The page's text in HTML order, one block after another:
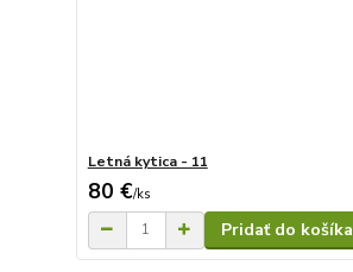
Letná kytica - 11
80 €/ks
Pridať do košíka